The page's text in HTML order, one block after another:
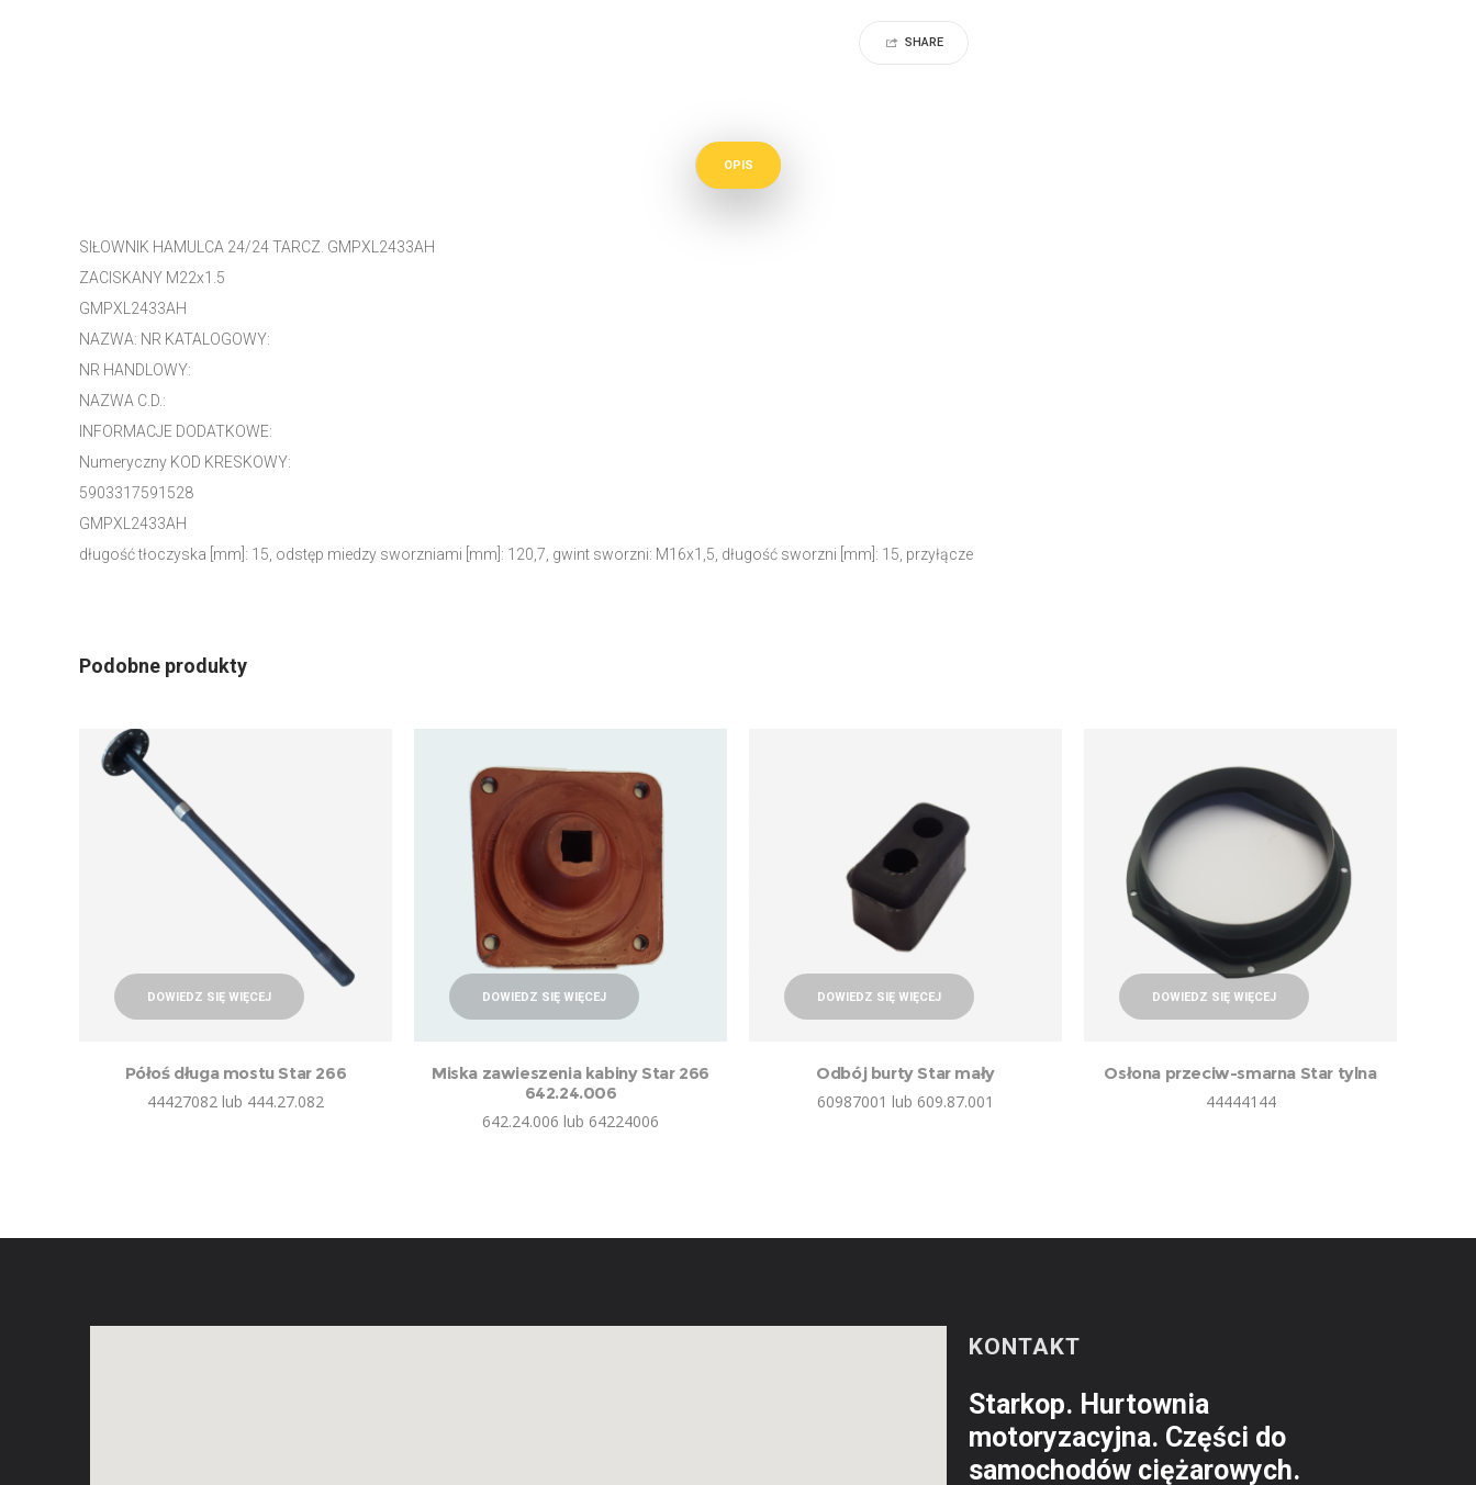
SHARE
OPIS
SIŁOWNIK HAMULCA 24/24 TARCZ. GMPXL2433AH
ZACISKANY M22x1.5
GMPXL2433AH
NAZWA: NR KATALOGOWY:
NR HANDLOWY:
NAZWA C.D.:
INFORMACJE DODATKOWE:
Numeryczny KOD KRESKOWY:
5903317591528
GMPXL2433AH
długość tłoczyska [mm]: 15, odstęp miedzy sworzniami [mm]: 120,7, gwint sworzni: M16x1,5, długość sworzni [mm]: 15, przyłącze
Podobne produkty
DOWIEDZ SIĘ WIĘCEJ
Półoś długa mostu Star 266
44427082 lub 444.27.082
DOWIEDZ SIĘ WIĘCEJ
Miska zawieszenia kabiny Star 266
642.24.006
642.24.006 lub 64224006
DOWIEDZ SIĘ WIĘCEJ
Odbój burty Star mały
60987001 lub 609.87.001
DOWIEDZ SIĘ WIĘCEJ
Osłona przeciw-smarna Star tylna
44444144
KONTAKT
Starkop. Hurtownia
motoryzacyjna. Części do
samochodów ciężarowych.